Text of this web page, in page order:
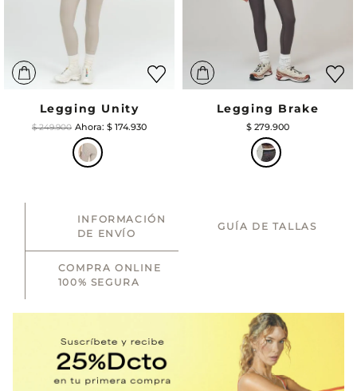
Legging Unity
$ 249.900 $ 174.930
Legging Brake
$ 279.900
INFORMACIÓN
DE ENVÍO
GUÍA DE TALLAS
COMPRA ONLINE
100% SEGURA